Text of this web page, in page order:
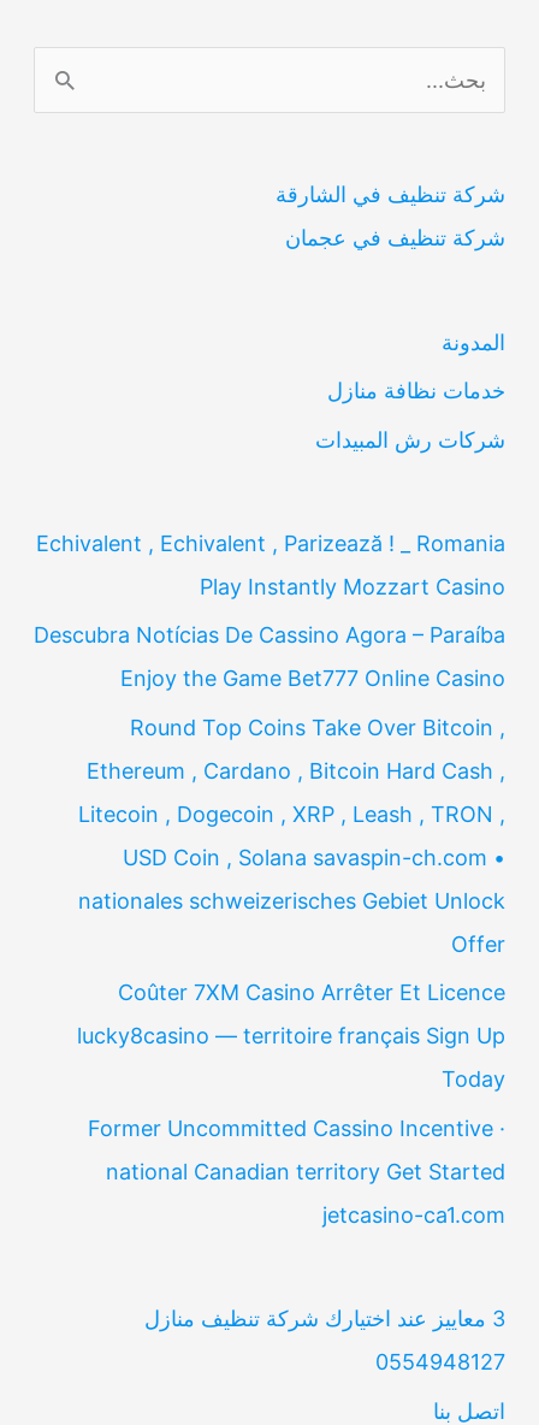
ل
ح
ث
شركة تنظيف في الشارقة
شركة تنظيف في عجمان
المدونة
خدمات نظافة منازل
شركات رش المبيدات
Echivalent , Echivalent , Parizează ! _ Romania
Play Instantly Mozzart Casino
Descubra Notícias De Cassino Agora – Paraíba
Enjoy the Game Bet777 Online Casino
Round Top Coins Take Over Bitcoin ,
Ethereum , Cardano , Bitcoin Hard Cash ,
Litecoin , Dogecoin , XRP , Leash , TRON ,
USD Coin , Solana savaspin-ch.com •
nationales schweizerisches Gebiet Unlock
Offer
Coûter 7XM Casino Arrêter Et Licence
lucky8casino — territoire français Sign Up
Today
Former Uncommitted Cassino Incentive ·
national Canadian territory Get Started
jetcasino-ca1.com
3 معاييز عند اختيارك شركة تنظيف منازل
0554948127
اتصل بنا